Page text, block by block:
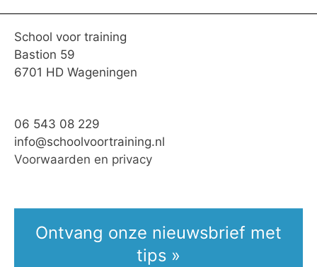
School voor training
Bastion 59
6701 HD Wageningen
06 543 08 229
info@schoolvoortraining.nl
Voorwaarden en privacy
Ontvang onze nieuwsbrief met
tips »